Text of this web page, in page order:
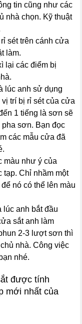
tin cũng như các
nhà chọn. Kỹ thuật
sét trên cánh cửa
làm.
lại các điểm bị
lúc anh sử dụng
trí bị rỉ sét của cửa
1 tiếng là sơn sẽ
pha sơn. Bạn đọc
các mẫu cửa đã
màu như ý của
tạp. Chỉ nhầm một
nó có thể lên màu
lúc anh bắt đầu
sắt anh làm
2-3 lượt sơn thì
nhà. Công việc
nhé.
được tính
mới nhất của